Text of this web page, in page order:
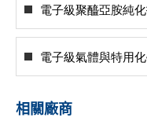
電子級聚醯亞胺純
電子級氣體與特用
相關廠商